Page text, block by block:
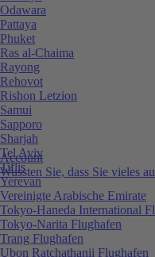
Account
Wussten Sie, dass Sie vieles
Odawara
Pattaya
Phuket
Ras al-Chaima
Rayong
Rehovot
Rishon Letzion
Samui
Sapporo
Sharjah
Tel Aviv
Tiflis
Yerevan
Vereinigte Arabische Emirate
Tokyo-Haneda International
Tokyo-Narita Flughafen
Trang Flughafen
Ubon Ratchathanii Flughafen